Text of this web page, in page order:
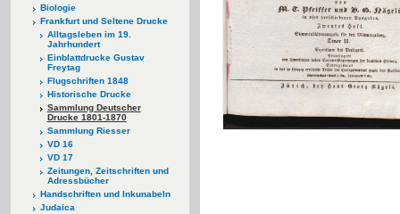
Biologie
Frankfurt und Seltene Drucke
Alltagsleben im 19.
Jahrhundert
Einblattdrucke Gustav
Freytag
Flugschriften 1848
Historische Drucke
Sammlung Deutscher
Drucke 1801-1870
Sammlung Riesser
VD 16
VD 17
Zeitungen, Zeitschriften und
Adressbücher
Handschriften und Inkunabeln
Judaica